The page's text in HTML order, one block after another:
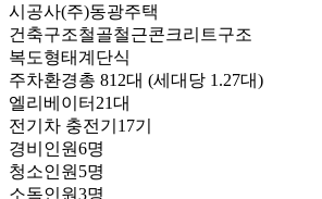
시공사(주)동광주택
건축구조철골철근콘크리트구조
복도형태계단식
주차환경총 812대 (세대당 1.27대)
엘리베이터21대
전기차 충전기 17기
경비인원6명
청소인원5명
소독인원3명